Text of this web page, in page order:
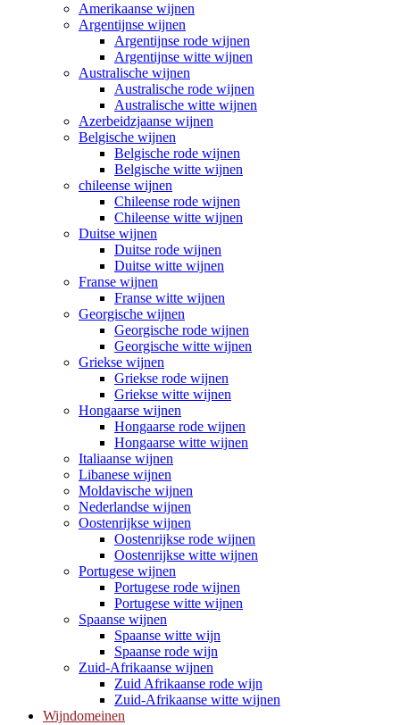
Amerikaanse wijnen
Argentijnse wijnen
Argentijnse rode wijnen
Argentijnse witte wijnen
Australische wijnen
Australische rode wijnen
Australische witte wijnen
Azerbeidzjaanse wijnen
Belgische wijnen
Belgische rode wijnen
Belgische witte wijnen
chileense wijnen
Chileense rode wijnen
Chileense witte wijnen
Duitse wijnen
Duitse rode wijnen
Duitse witte wijnen
Franse wijnen
Franse witte wijnen
Georgische wijnen
Georgische rode wijnen
Georgische witte wijnen
Griekse wijnen
Griekse rode wijnen
Griekse witte wijnen
Hongaarse wijnen
Hongaarse rode wijnen
Hongaarse witte wijnen
Italiaanse wijnen
Libanese wijnen
Moldavische wijnen
Nederlandse wijnen
Oostenrijkse wijnen
Oostenrijkse rode wijnen
Oostenrijkse witte wijnen
Portugese wijnen
Portugese rode wijnen
Portugese witte wijnen
Spaanse wijnen
Spaanse witte wijn
Spaanse rode wijn
Zuid-Afrikaanse wijnen
Zuid Afrikaanse rode wijn
Zuid-Afrikaanse witte wijnen
Wijndomeinen